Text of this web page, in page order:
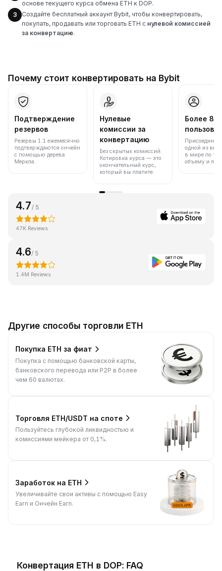
основе текущего курса обмена ETH к DOP.
3
Создайте бесплатный аккаунт Bybit, чтобы конвертировать,
покупать, продавать или торговать ETH с нулевой комиссией
за конвертацию.
Почему стоит конвертировать на Bybit
Подтверждение
резервов
Резервы 1:1 ежемесячно
подтверждаются ончейн
с помощью дерева
Меркла.
Нулевые
комиссии за
конвертацию
Без скрытых комиссий.
Котировка курса — это
окончательный курс,
который вы платите.
Более 86
одной из
в мире по
объему и
4.7/ 5
47K Reviews
4.6/ 5
1.4M Reviews
Другие способы торговли ETH
Покупка ETH за фиат
Покупка с помощью банковской карты,
банковского перевода или P2P в более
чем 60 валютах.
Торговля ETH/USDT на споте
Пользуйтесь глубокой ликвидностью и
комиссиями мейкера от 0,1%.
Заработок на ETH
Увеличивайте свои активы с помощью Easy
Earn и Ончейн Earn.
Конвертация ETH в DOP: FAQ